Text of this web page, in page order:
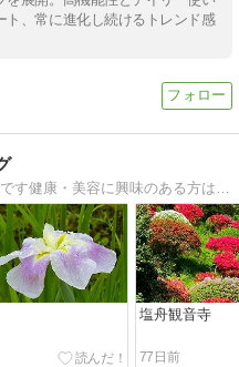
、常に進化し続けるトレンド感
店長の日常・商品の説明ブログです健康・美容に興味のある方は 【Ｓｈｏｐ日向】へ
塩舟観音寺
77日前